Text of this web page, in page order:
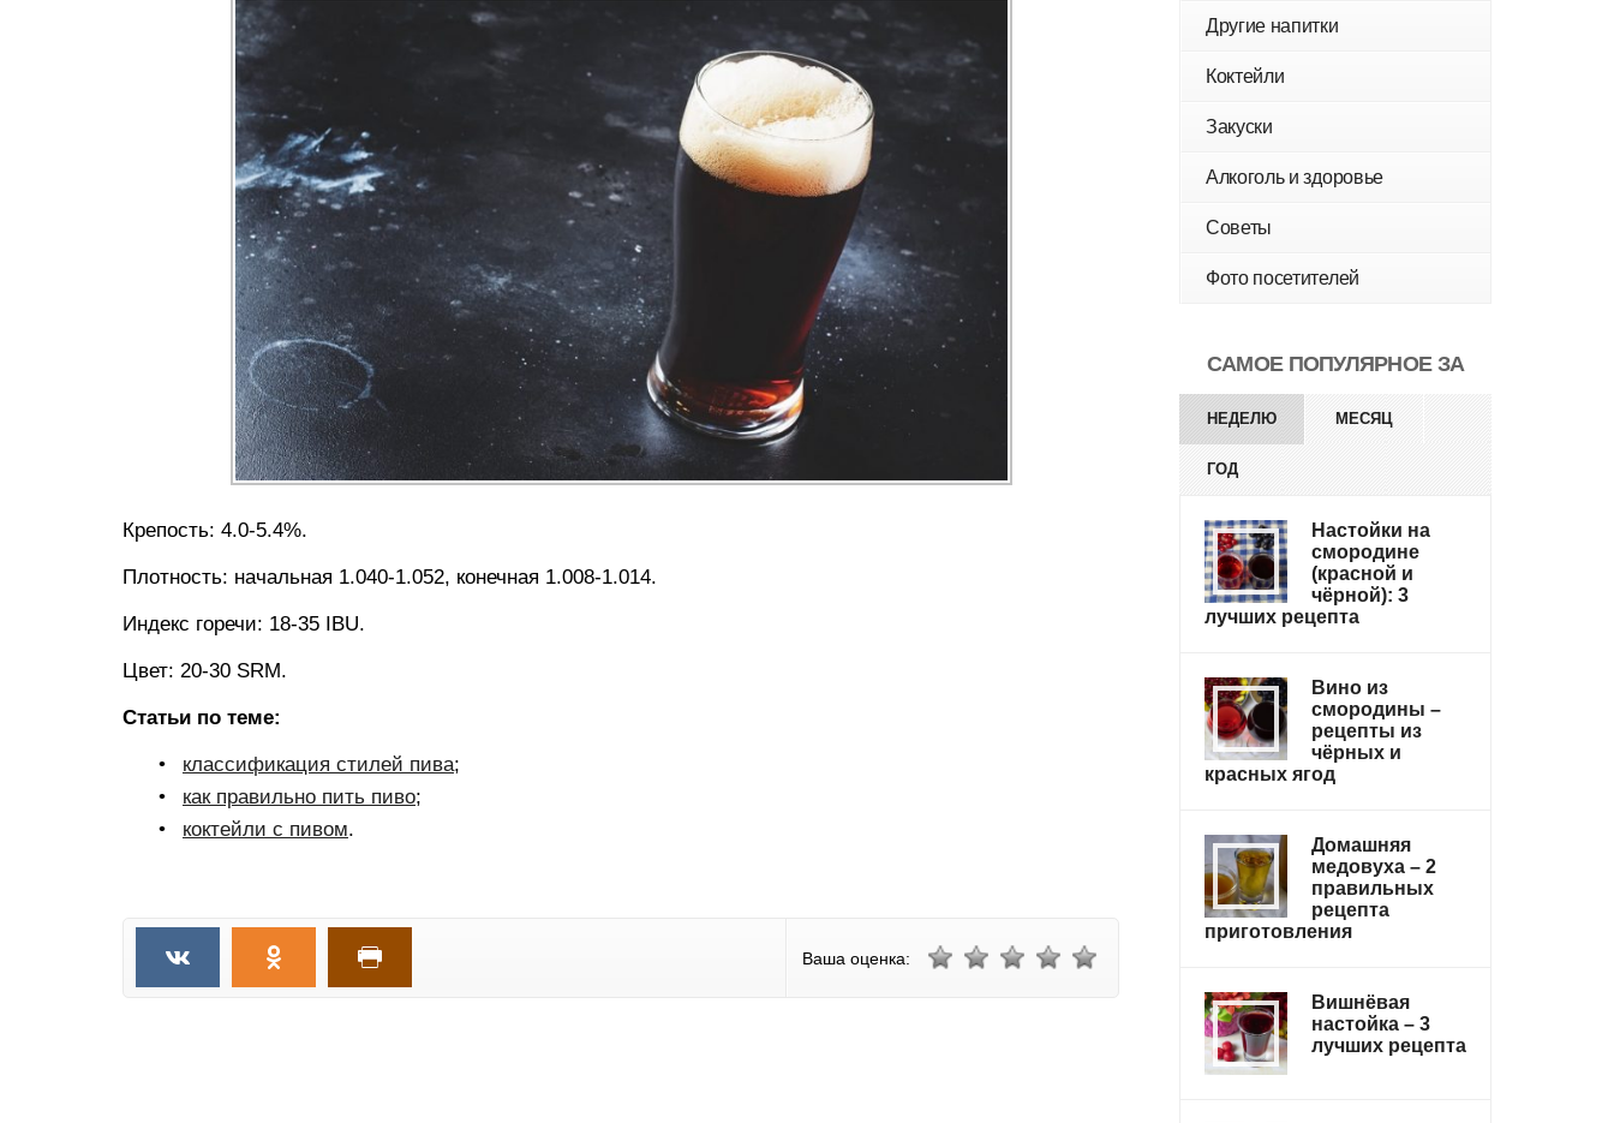
Крепость: 4.0-5.4%.
Плотность: начальная 1.040-1.052, конечная 1.008-1.014.
Индекс горечи: 18-35 IBU.
Цвет: 20-30 SRM.
Статьи по теме:
классификация стилей пива;
как правильно пить пиво;
коктейли с пивом.
Ваша оценка:
Другие напитки
Коктейли
Закуски
Алкоголь и здоровье
Советы
Фото посетителей
САМОЕ ПОПУЛЯРНОЕ ЗА
НЕДЕЛЮ МЕСЯЦ
ГОД
Настойки на
смородине
(красной и
чёрной): 3
лучших рецепта
Вино из
смородины –
рецепты из
чёрных и
красных ягод
Домашняя
медовуха – 2
правильных
рецепта
приготовления
Вишнёвая
настойка – 3
лучших рецепта